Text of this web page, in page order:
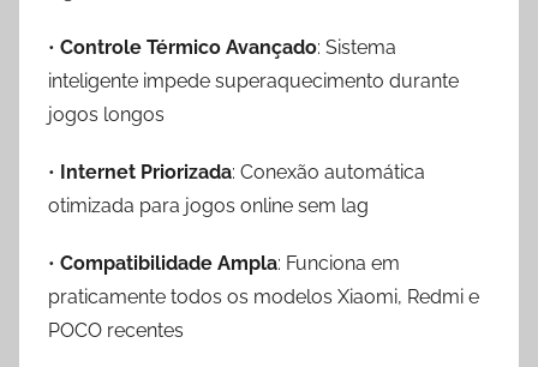
• Controle Térmico Avançado: Sistema
inteligente impede superaquecimento durante
jogos longos
• Internet Priorizada: Conexão automática
otimizada para jogos online sem lag
• Compatibilidade Ampla: Funciona em
praticamente todos os modelos Xiaomi, Redmi e
POCO recentes